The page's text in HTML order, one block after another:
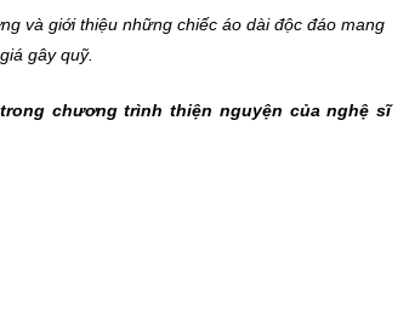
và giới thiệu những chiếc áo dài độc đáo mang
gây quỹ.
chương trình thiện nguyện của nghệ sĩ